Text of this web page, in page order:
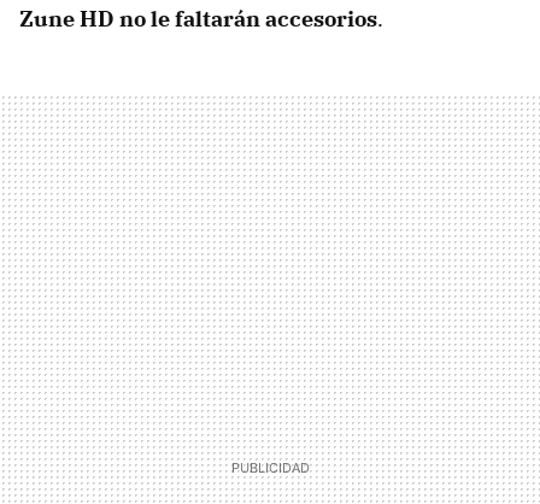
Zune HD no le faltarán accesorios.